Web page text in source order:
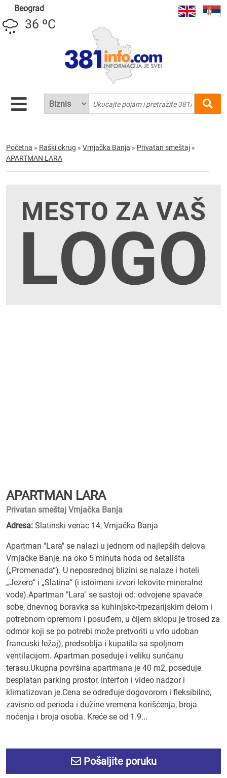
Beograd
36 ºC
Početna » Raški okrug » Vrnjačka Banja » Privatan smeštaj »
APARTMAN LARA
APARTMAN LARA
Privatan smeštaj Vrnjačka Banja
Adresa: Slatinski venac 14, Vrnjačka Banja
Apartman "Lara" se nalazi u jednom od najlepših delova
Vrnjačke Banje, na oko 5 minuta hoda od šetališta
(„Promenada“). U neposrednoj blizini se nalaze i hoteli
„Jezero“ i „Slatina“ (i istoimeni izvori lekovite mineralne
vode).Apartman "Lara" se sastoji od: odvojene spavaće
sobe, dnevnog boravka sa kuhinjsko-trpezarijskim delom i
potrebnom opremom i posuđem, u čijem sklopu je trosed za
odmor koji se po potrebi može pretvoriti u vrlo udoban
francuski ležaj), predsoblja i kupatila sa spoljnom
ventilacijom. Apartman poseduje i veliku sunčanu
terasu.Ukupna površina apartmana je 40 m2, poseduje
besplatan parking prostor, interfon i video nadzor i
klimatizovan je.Cena se određuje dogovorom i fleksibilno,
zavisno od perioda i dužine vremena korišćenja, broja
noćenja i broja osoba. Kreće se od 1.9...
Pošaljite poruku